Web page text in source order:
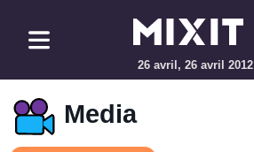
26 avril, 26 avril 2012
Media